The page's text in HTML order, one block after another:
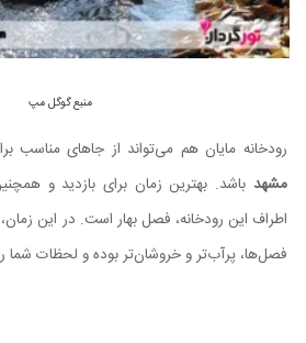
منبع گوگل مپ
رودخانه مایان هم می‌تواند از جاهای مناسب
مشهد باشد. بهترین زمان برای بازدید و
اطراف این رودخانه، فصل بهار است. در این
فصل‌ها، پرآب‌تر و خروشان‌تر بوده و لحظات شما